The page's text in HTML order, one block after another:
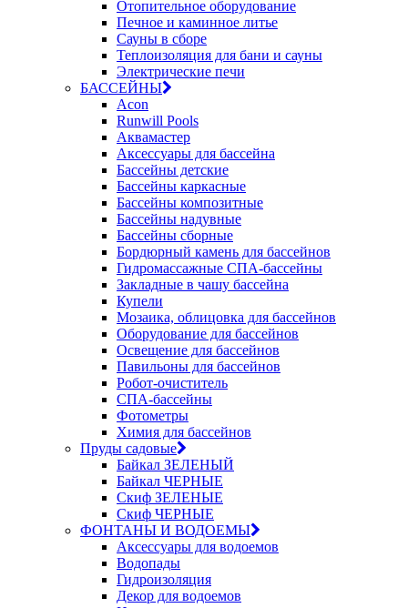
Отопительное оборудование
Печное и каминное литье
Сауны в сборе
Теплоизоляция для бани и сауны
Электрические печи
БАССЕЙНЫ
Acon
Runwill Pools
Аквамастер
Аксессуары для бассейна
Бассейны детские
Бассейны каркасные
Бассейны композитные
Бассейны надувные
Бассейны сборные
Бордюрный камень для бассейнов
Гидромассажные СПА-бассейны
Закладные в чашу бассейна
Купели
Мозаика, облицовка для бассейнов
Оборудование для бассейнов
Освещение для бассейнов
Павильоны для бассейнов
Робот-очиститель
СПА-бассейны
Фотометры
Химия для бассейнов
Пруды садовые
Байкал ЗЕЛЕНЫЙ
Байкал ЧЕРНЫЕ
Скиф ЗЕЛЕНЫЕ
Скиф ЧЕРНЫЕ
ФОНТАНЫ И ВОДОЕМЫ
Аксессуары для водоемов
Водопады
Гидроизоляция
Декор для водоемов